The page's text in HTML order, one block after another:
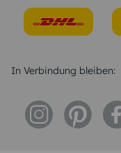
In Verbindung bleiben: